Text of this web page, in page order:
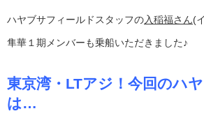
ハヤブサフィールドスタッフの入稲福さん(
隼華１期メンバーも乗船いただきました♪
東京湾・LTアジ！今回のハ
は…